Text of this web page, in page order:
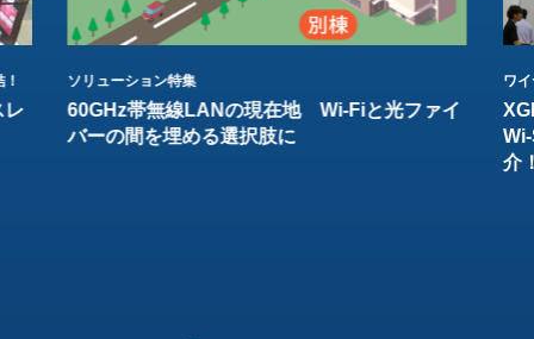
レ
ソリューション特集
60GHz帯無線LANの現在地 Wi-Fiと光ファイ
バーの間を埋める選択肢に
ワ
介